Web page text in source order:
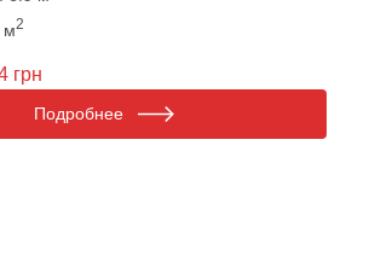
м2
грн
Подробнее